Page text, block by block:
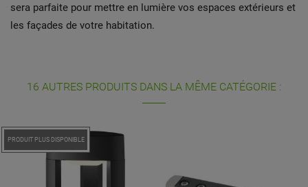
sera parfaite pour mettre en lumière vos espaces extérieurs et
les façades de votre habitation.
16 AUTRES PRODUITS DANS LA MÊME CATÉGORIE :
PRODUIT PLUS DISPONIBLE